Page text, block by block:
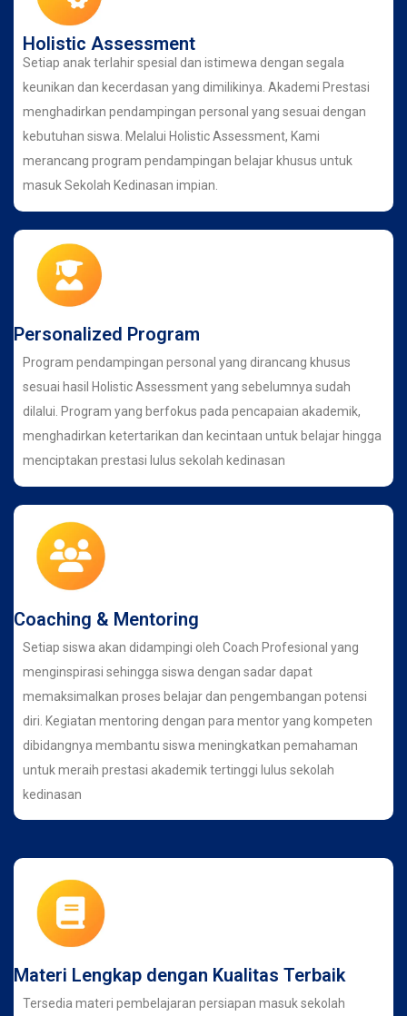
Holistic Assessment
Setiap anak terlahir spesial dan istimewa dengan segala
keunikan dan kecerdasan yang dimilikinya. Akademi Prestasi
menghadirkan pendampingan personal yang sesuai dengan
kebutuhan siswa. Melalui Holistic Assessment, Kami
merancang program pendampingan belajar khusus untuk
masuk Sekolah Kedinasan impian.
Personalized Program
Program pendampingan personal yang dirancang khusus
sesuai hasil Holistic Assessment yang sebelumnya sudah
dilalui. Program yang berfokus pada pencapaian akademik,
menghadirkan ketertarikan dan kecintaan untuk belajar hingga
menciptakan prestasi lulus sekolah kedinasan
Coaching & Mentoring
Setiap siswa akan didampingi oleh Coach Profesional yang
menginspirasi sehingga siswa dengan sadar dapat
memaksimalkan proses belajar dan pengembangan potensi
diri. Kegiatan mentoring dengan para mentor yang kompeten
dibidangnya membantu siswa meningkatkan pemahaman
untuk meraih prestasi akademik tertinggi lulus sekolah
kedinasan
Materi Lengkap dengan Kualitas Terbaik
Tersedia materi pembelajaran persiapan masuk sekolah